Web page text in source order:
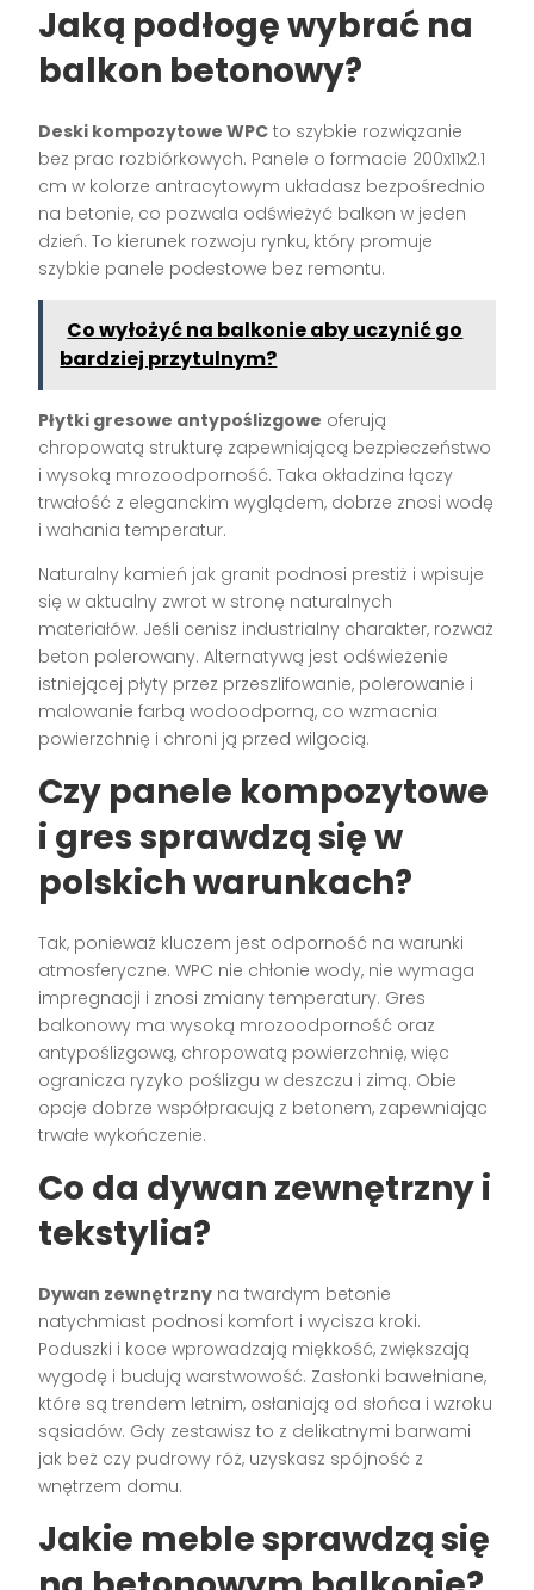
Jaką podłogę wybrać na
balkon betonowy?
Deski kompozytowe WPC to szybkie rozwiązanie
bez prac rozbiórkowych. Panele o formacie 200x11x2.1
cm w kolorze antracytowym układasz bezpośrednio
na betonie, co pozwala odświeżyć balkon w jeden
dzień. To kierunek rozwoju rynku, który promuje
szybkie panele podestowe bez remontu.
Co wyłożyć na balkonie aby uczynić go
bardziej przytulnym?
Płytki gresowe antypoślizgowe oferują
chropowatą strukturę zapewniającą bezpieczeństwo
i wysoką mrozoodporność. Taka okładzina łączy
trwałość z eleganckim wyglądem, dobrze znosi wodę
i wahania temperatur.
Naturalny kamień jak granit podnosi prestiż i wpisuje
się w aktualny zwrot w stronę naturalnych
materiałów. Jeśli cenisz industrialny charakter, rozważ
beton polerowany. Alternatywą jest odświeżenie
istniejącej płyty przez przeszlifowanie, polerowanie i
malowanie farbą wodoodporną, co wzmacnia
powierzchnię i chroni ją przed wilgocią.
Czy panele kompozytowe
i gres sprawdzą się w
polskich warunkach?
Tak, ponieważ kluczem jest odporność na warunki
atmosferyczne. WPC nie chłonie wody, nie wymaga
impregnacji i znosi zmiany temperatury. Gres
balkonowy ma wysoką mrozoodporność oraz
antypoślizgową, chropowatą powierzchnię, więc
ogranicza ryzyko poślizgu w deszczu i zimą. Obie
opcje dobrze współpracują z betonem, zapewniając
trwałe wykończenie.
Co da dywan zewnętrznyi
tekstylia?
Dywan zewnętrzny na twardym betonie
natychmiast podnosi komfort i wycisza kroki.
Poduszki i koce wprowadzają miękkość, zwiększają
wygodę i budują warstwowość. Zasłonki bawełniane,
które są trendem letnim, osłaniają od słońca i wzroku
sąsiadów. Gdy zestawisz to z delikatnymi barwami
jak beż czy pudrowy róż, uzyskasz spójność z
wnętrzem domu.
Jakie meble sprawdzą się